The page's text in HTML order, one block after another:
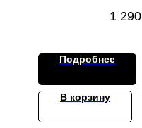
1 290
Подробнее
В корзину